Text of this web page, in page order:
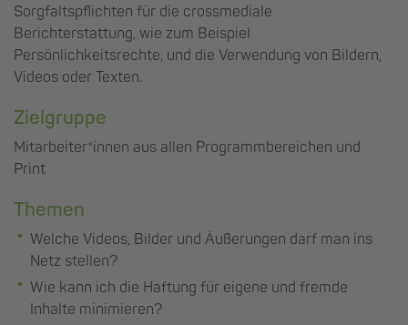
Sorgfaltspflichten für die crossmediale
Berichterstattung, wie zum Beispiel
Persönlichkeitsrechte, und die Verwendung von Bildern,
Videos oder Texten.
Zielgruppe
Mitarbeiter*innen aus allen Programmbereichen und
Print
Themen
Welche Videos, Bilder und Äußerungen darf man ins
Netz stellen?
Wie kann ich die Haftung für eigene und fremde
Inhalte minimieren?